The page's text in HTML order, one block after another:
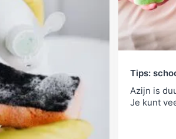
Tips:
Azijn is
Je kunt